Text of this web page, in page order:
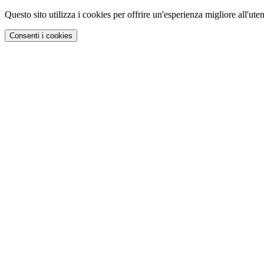
Questo sito utilizza i cookies per offrire un'esperienza migliore
Consenti i cookies